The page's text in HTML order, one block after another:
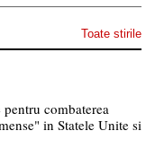
Toate stirile
combaterea
in Statele Unite si